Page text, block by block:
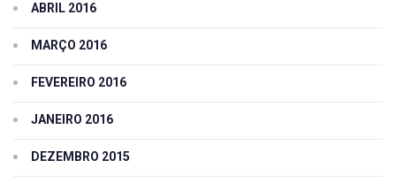
ABRIL 2016
MARÇO 2016
FEVEREIRO 2016
JANEIRO 2016
DEZEMBRO 2015